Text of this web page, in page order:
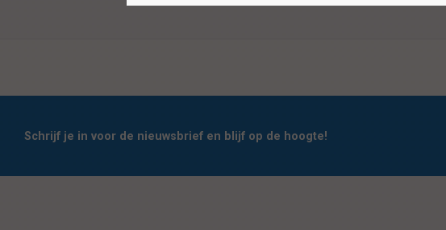
Schrijf je in voor de nieuwsbrief en blijf op de hoogte!